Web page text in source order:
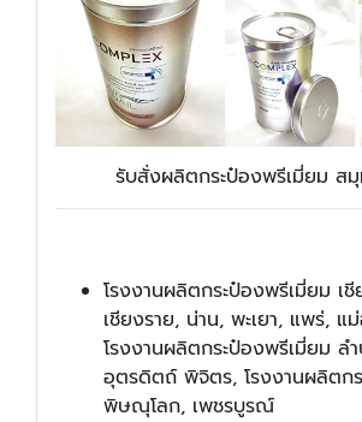
รับสั่งผลิตกระป๋องพรีเมี่ยม ส
โรงงานผลิตกระป๋องพรีเมี่ยม เชี
เชียงราย, น่าน, พะเยา, แพร่, แ
โรงงานผลิตกระป๋องพรีเมี่ยม ล
อุตรดิตถ์ พิจิตร, โรงงานผลิตก
พิษณุโลก, เพชรบูรณ์